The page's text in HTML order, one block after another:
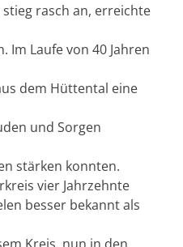
rasch an, erreichte
Im Laufe von 40 Jahren
dem Hüttental eine
und Sorgen
stärken konnten.
vier Jahrzehnte
besser bekannt als